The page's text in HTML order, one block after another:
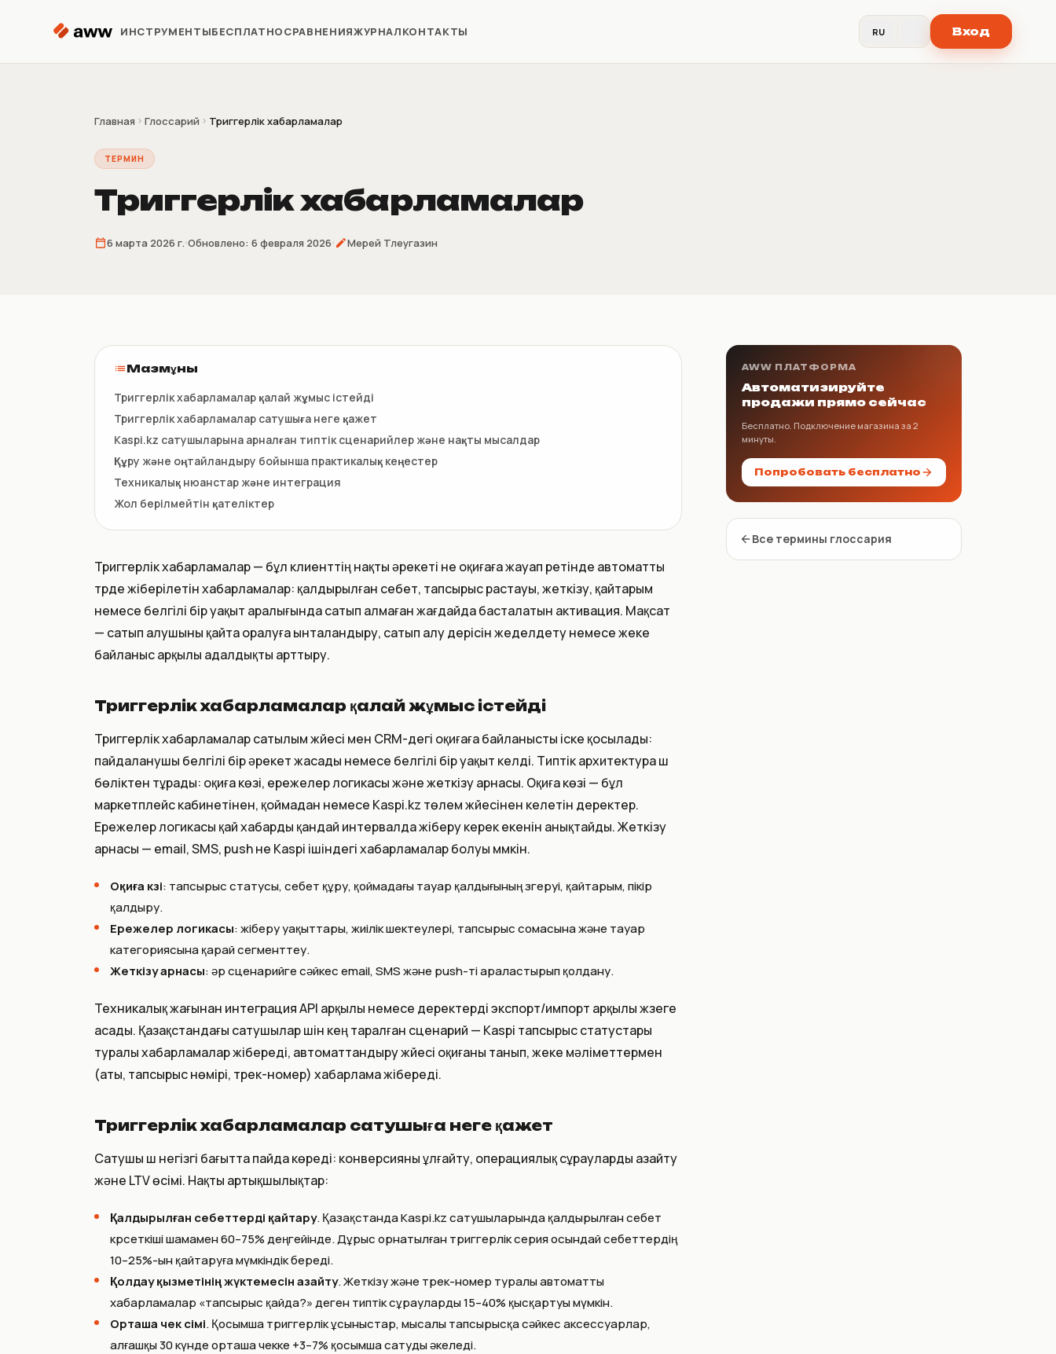
ИНСТРУМЕНТЫ
Автоматизация цен Kaspi
Продажи до поставки
НКТ / NTIN
июля
БЕСПЛАТНОСРАВНЕНИЯЖУРНАЛКОНТАКТЫ RU Вход
Главная Глоссарий Триггерлік хабарламалар
ТЕРМИН
Триггерлік хабарламалар
6 марта 2026 г. Обновлено: 6 февраля 2026 Мерей Тлеугазин
Мазмұны
Триггерлік хабарламалар қалай жұмыс істейді
Триггерлік хабарламалар сатушыға неге қажет
Kaspi.kz сатушыларына арналған типтік сценарийлер және нақты мысалдар
Құру және оңтайландыру бойынша практикалық кеңестер
Техникалық нюанстар және интеграция
Жол берілмейтін қателіктер
Триггерлік хабарламалар — бұл клиенттің нақты әрекеті не оқиғаға жауап ретінде автоматты
түрде жіберілетін хабарламалар: қалдырылған себет, тапсырыс растауы, жеткізу, қайтарым
немесе белгілі бір уақыт аралығында сатып алмаған жағдайда басталатын активация. Мақсат
— сатып алушыны қайта оралуға ынталандыру, сатып алу үдерісін жеделдету немесе жеке
байланыс арқылы адалдықты арттыру.
Триггерлік хабарламалар қалай жұмыс істейді
Триггерлік хабарламалар сатылым жүйесі мен CRM-дегі оқиғаға байланысты іске қосылады:
пайдаланушы белгілі бір әрекет жасады немесе белгілі бір уақыт келді. Типтік архитектура үш
бөліктен тұрады: оқиға көзі, ережелер логикасы және жеткізу арнасы. Оқиға көзі — бұл
маркетплейс кабинетінен, қоймадан немесе Kaspi.kz төлем жүйесінен келетін деректер.
Ережелер логикасы қай хабарды қандай интервалда жіберу керек екенін анықтайды. Жеткізу
арнасы — email, SMS, push не Kaspi ішіндегі хабарламалар болуы мүмкін.
Оқиға көзі: тапсырыс статусы, себет құру, қоймадағы тауар қалдығының өзгеруі, қайтарым, пікір
қалдыру.
Ережелер логикасы: жіберу уақыттары, жиілік шектеулері, тапсырыс сомасына және тауар
категориясына қарай сегменттеу.
Жеткізу арнасы: әр сценарийге сәйкес email, SMS және push-ті араластырып қолдану.
Техникалық жағынан интеграция API арқылы немесе деректерді экспорт/импорт арқылы жүзеге
асады. Қазақстандағы сатушылар үшін кең таралған сценарий — Kaspi тапсырыс статустары
туралы хабарламалар жібереді, автоматтандыру жүйесі оқиғаны танып, жеке мәліметтермен
(аты, тапсырыс нөмірі, трек-номер) хабарлама жібереді.
Триггерлік хабарламалар сатушыға неге қажет
Сатушы үш негізгі бағытта пайда көреді: конверсияны ұлғайту, операциялық сұрауларды азайту
және LTV өсімі. Нақты артықшылықтар:
Қалдырылған себеттерді қайтару. Қазақстанда Kaspi.kz сатушыларында қалдырылған себет
көрсеткіші шамамен 60–75% деңгейінде. Дұрыс орнатылған триггерлік серия осындай себеттердің
10–25%-ын қайтаруға мүмкіндік береді.
Қолдау қызметінің жүктемесін азайту. Жеткізу және трек-номер туралы автоматты
хабарламалар «тапсырыс қайда?» деген типтік сұрауларды 15–40% қысқартуы мүмкін.
Орташа чек өсімі. Қосымша триггерлік ұсыныстар, мысалы тапсырысқа сәйкес аксессуарлар,
алғашқы 30 күнде орташа чекке +3–7% қосымша сатуды әкеледі.
AWW ПЛАТФОРМА
Автоматизируйте
продажи прямо сейчас
Бесплатно. Подключение магазина за 2
минуты.
Попробовать бесплатно
Все термины глоссария